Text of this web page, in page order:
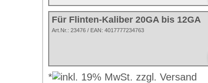
Für Flinten-Kaliber 20GA bis 12GA
Art.Nr.: 23476 / EAN: 4017777234763
*